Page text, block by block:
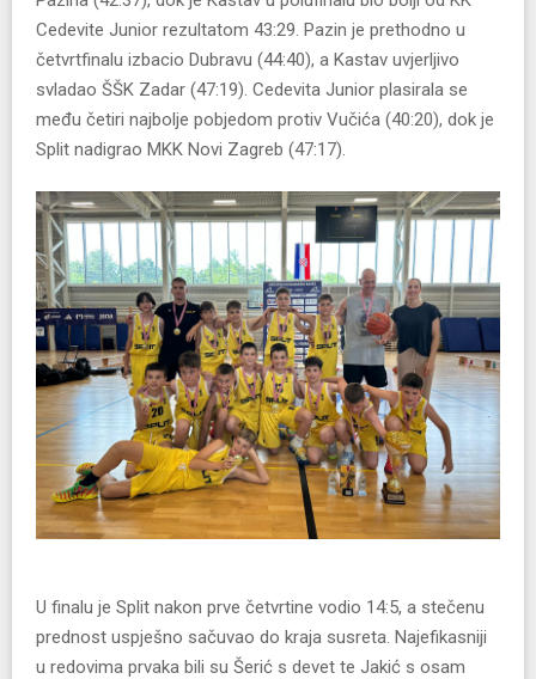
Cedevite Junior rezultatom 43:29. Pazin je prethodno u
četvrtfinalu izbacio Dubravu (44:40), a Kastav uvjerljivo
svladao ŠŠK Zadar (47:19). Cedevita Junior plasirala se
među četiri najbolje pobjedom protiv Vučića (40:20), dok je
Split nadigrao MKK Novi Zagreb (47:17).
U finalu je Split nakon prve četvrtine vodio 14:5, a stečenu
prednost uspješno sačuvao do kraja susreta. Najefikasniji
u redovima prvaka bili su Šerić s devet te Jakić s osam